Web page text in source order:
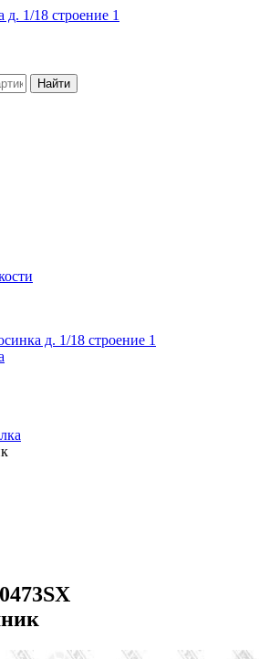
1/18 строение 1
Найти
д. 1/18 строение 1